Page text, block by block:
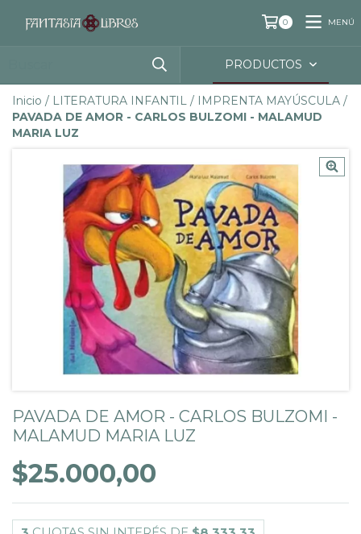
0 MENÚ
PRODUCTOS
Inicio / LITERATURA INFANTIL / IMPRENTA MAYÚSCULA /
PAVADA DE AMOR - CARLOS BULZOMI - MALAMUD
MARIA LUZ
PAVADA DE AMOR - CARLOS BULZOMI -
MALAMUD MARIA LUZ
$25.000,00